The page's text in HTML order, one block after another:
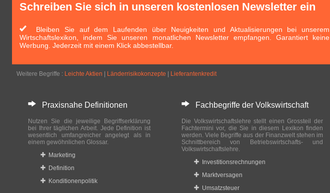
Schreiben Sie sich in unseren kostenlosen Newsletter ein
Bleiben Sie auf dem Laufenden über Neuigkeiten und Aktualisierungen bei unserem
Wirtschaftslexikon, indem Sie unseren monatlichen Newsletter empfangen. Garantiert keine
Werbung. Jederzeit mit einem Klick abbestellbar.
Weitere Begriffe : Leichte Aktien Länderrisikokonzepte Lieferantenkredit
Praxisnahe Definitionen
Nutzen Sie die jeweilige Begriffserklärung
bei Ihrer täglichen Arbeit. Jede Definition ist
wesentlich umfangreicher angelegt als in
einem gewöhnlichen Glossar.
Marketing
Definition
Konditionenpolitik
Fachbegriffe der Volkswirtschaft
Die Volkswirtschaftslehre stellt einen Grossteil der
Fachtermini vor, die Sie in diesem Lexikon finden
werden. Viele Begriffe aus der Finanzwelt stehen im
Schnittbereich von Betriebswirtschafts- und
Volkswirtschaftslehre.
Investitionsrechnungen
Marktversagen
Umsatzsteuer